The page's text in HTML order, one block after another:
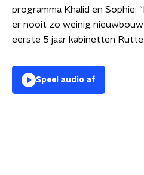
programma Khalid en Sophie:
er nooit zo weinig nieuwbouw
eerste 5 jaar kabinetten
Speel audio af